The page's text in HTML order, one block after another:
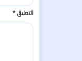
التعليق*